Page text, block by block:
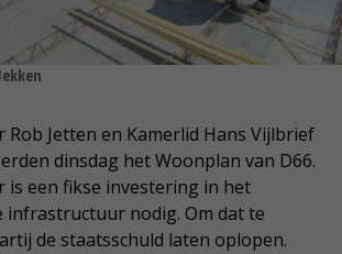
Rob Jetten en Kamerlid Hans Vijlbrief
dinsdag het Woonplan van D66.
is een fikse investering in het
infrastructuur nodig. Om dat te
de staatsschuld laten oplopen.